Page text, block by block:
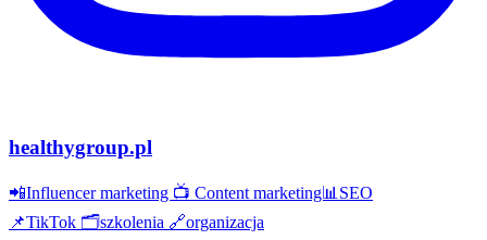
healthygroup.pl
📲Influencer marketing 📺 Content marketing📊SEO
📌TikTok 🗂️szkolenia 🔗organizacja